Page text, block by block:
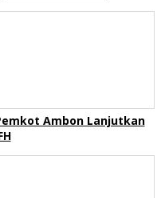
Ambon Lanjutkan